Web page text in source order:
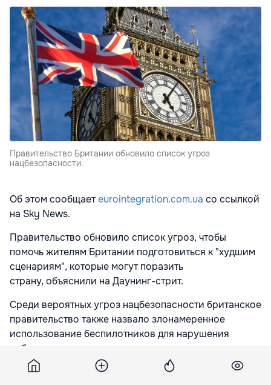
Правительство Британии обновило список угроз
нацбезопасности.
Об этом сообщаетeurointegration.com.ua со ссылкой
на Sky News.
Правительство обновило список угроз, чтобы
помочь жителям Британии подготовиться к "худшим
сценариям", которые могут поразить
страну, объяснили на Даунинг-стрит.
Среди вероятных угроз нацбезопасности британское
правительство также назвало злонамеренное
использование беспилотников для нарушения
работы транспорта и других ключевых элементов
инфраструктуры, а также возможный сбой в работе